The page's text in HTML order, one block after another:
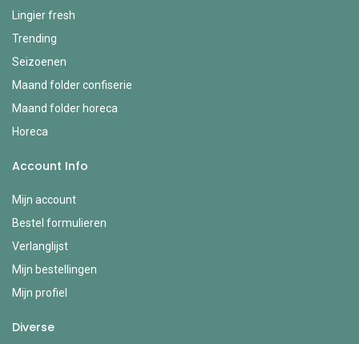
Lingier fresh
Trending
Seizoenen
Maand folder confiserie
Maand folder horeca
Horeca
Account Info
Mijn account
Bestel formulieren
Verlanglijst
Mijn bestellingen
Mijn profiel
Diverse